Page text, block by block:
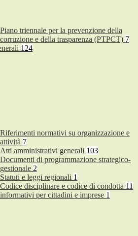
Piano triennale per la prevenzione della
corruzione e della trasparenza (PTPCT) 7
124
Riferimenti normativi su organizzazione e
attività 7
Atti amministrativi generali 103
Documenti di programmazione strategico-
gestionale 2
Statuti e leggi regionali 1
Codice disciplinare e codice di condotta 11
per cittadini e imprese 1